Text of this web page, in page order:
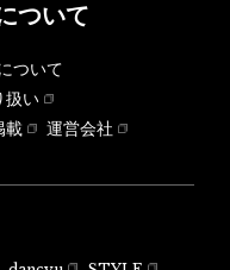
ついて
ついて
扱い
載
運営会社